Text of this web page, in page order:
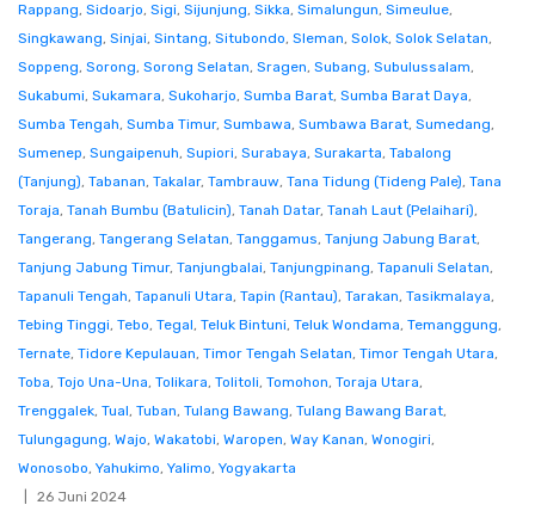
Rappang, Sidoarjo, Sigi, Sijunjung, Sikka, Simalungun, Simeulue,
Singkawang, Sinjai, Sintang, Situbondo, Sleman, Solok, Solok Selatan,
Soppeng, Sorong, Sorong Selatan, Sragen, Subang, Subulussalam,
Sukabumi, Sukamara, Sukoharjo, Sumba Barat, Sumba Barat Daya,
Sumba Tengah, Sumba Timur, Sumbawa, Sumbawa Barat, Sumedang,
Sumenep, Sungaipenuh, Supiori, Surabaya, Surakarta, Tabalong
(Tanjung), Tabanan, Takalar, Tambrauw, Tana Tidung (Tideng Pale), Tana
Toraja, Tanah Bumbu (Batulicin), Tanah Datar, Tanah Laut (Pelaihari),
Tangerang, Tangerang Selatan, Tanggamus, Tanjung Jabung Barat,
Tanjung Jabung Timur, Tanjungbalai, Tanjungpinang, Tapanuli Selatan,
Tapanuli Tengah, Tapanuli Utara, Tapin (Rantau), Tarakan, Tasikmalaya,
Tebing Tinggi, Tebo, Tegal, Teluk Bintuni, Teluk Wondama, Temanggung,
Ternate, Tidore Kepulauan, Timor Tengah Selatan, Timor Tengah Utara,
Toba, Tojo Una-Una, Tolikara, Tolitoli, Tomohon, Toraja Utara,
Trenggalek, Tual, Tuban, Tulang Bawang, Tulang Bawang Barat,
Tulungagung, Wajo, Wakatobi, Waropen, Way Kanan, Wonogiri,
Wonosobo, Yahukimo, Yalimo, Yogyakarta
26 Juni 2024